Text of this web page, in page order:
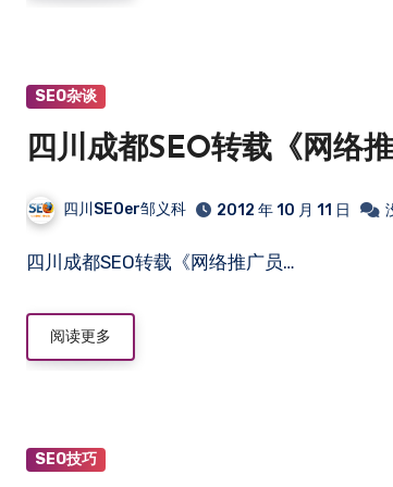
SEO杂谈
四川成都SEO转载《网络
四川SEOer邹义科 2012 年 10 月 11 日
四川成都SEO转载《网络推广员…
阅读更多
SEO技巧